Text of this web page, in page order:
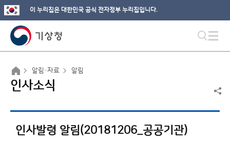
이 누리집은 대한민국 공식 전자정부 누리집입니다.
알림·자료 알림
인사소식
인사발령 알림(20181206_공공기관)